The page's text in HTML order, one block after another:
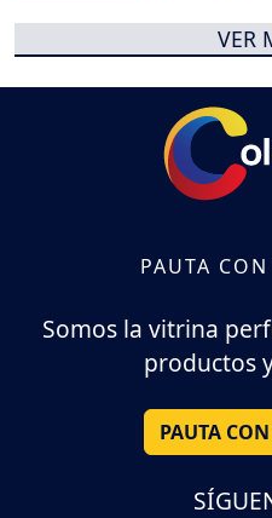
VER
PAUTA
Somos la vitrina
productos
PAUTA